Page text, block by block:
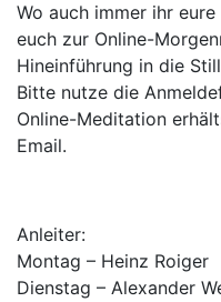
Wo auch immer ihr
euch zur Online-
Hineinführung in die
Bitte nutze die
Online-Meditation
Email.
Anleiter:
Montag – Heinz Roiger
Dienstag – Alexander